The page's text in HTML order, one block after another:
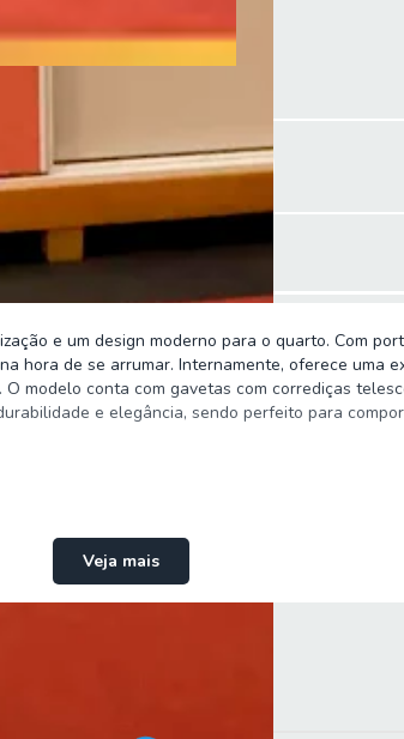
e um design moderno para o quarto. Com
hora de se arrumar. Internamente, oferece uma
modelo conta com gavetas com corrediças
e elegância, sendo perfeito para
Veja mais